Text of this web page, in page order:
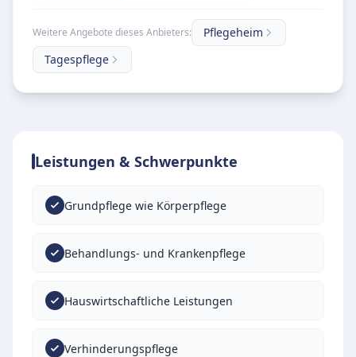
Weitere Angebote dieses Anbieters:
Pflegeheim
Tagespflege
Leistungen & Schwerpunkte
Grundpflege wie Körperpflege
Behandlungs- und Krankenpflege
Hauswirtschaftliche Leistungen
Verhinderungspflege